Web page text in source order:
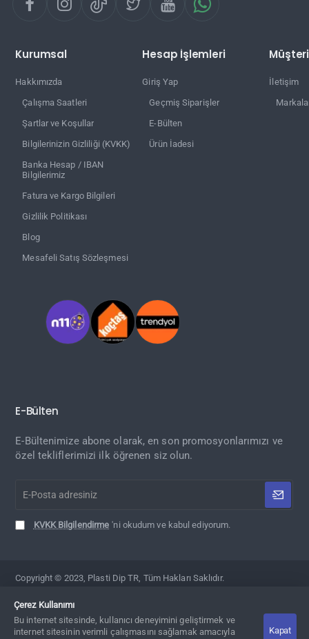
Çerez Kullanımı
Bu internet sitesinde, kullanıcı deneyimini geliştirmek ve
internet sitesinin verimli çalışmasını sağlamak amacıyla
Kapat
Kurumsal
Hakkımızda
Çalışma Saatleri
Şartlar ve Koşullar
Bilgilerinizin Gizliliği (KVKK)
Banka Hesap / IBAN
Bilgilerimiz
Fatura ve Kargo Bilgileri
Gizlilik Politikası
Blog
Mesafeli Satış Sözleşmesi
Hesap İşlemleri
Giriş Yap
Geçmiş Siparişler
E-Bülten
Ürün İadesi
İletişim
E-Bülten
E-Bültenimize abone olarak, en son promosyonlarımızı ve
özel tekliflerimizi ilk öğrenen siz olun.
Posta
KVKK Bilgilendirme 'ni okudum ve kabul ediyorum.
Copyright © 2023, Plasti Dip TR, Tüm Hakları Saklıdır.